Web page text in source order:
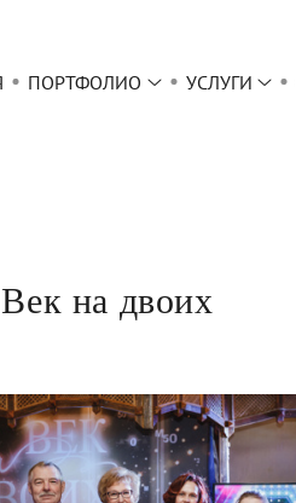
ПОРТФОЛИО УСЛУГИ
Век на двоих